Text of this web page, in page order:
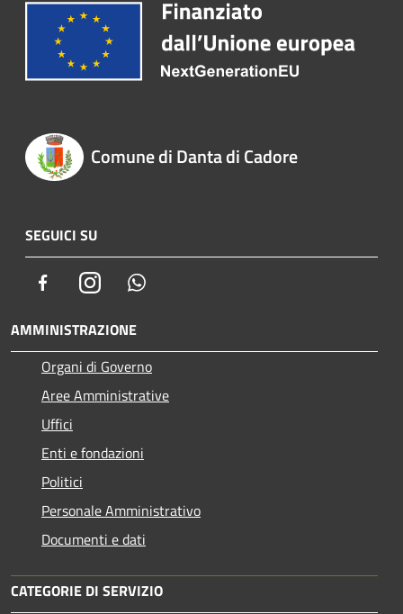
Comune di Danta di Cadore
SEGUICI SU
FacebookInstagram
AMMINISTRAZIONE
Organi di Governo
Aree Amministrative
Uffici
Enti e fondazioni
Politici
Personale Amministrativo
Documenti e dati
CATEGORIE DI SERVIZIO